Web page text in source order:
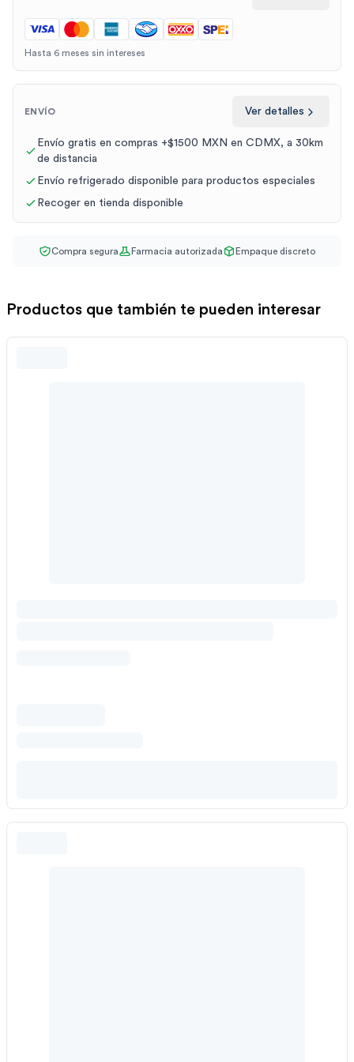
Hasta 6 meses sin intereses
ENVÍO Ver detalles
Envío gratis en compras +$1500 MXN en CDMX, a 30km
de distancia
Envío refrigerado disponible para productos especiales
Recoger en tienda disponible
Compra segura Farmacia autorizada Empaque discreto
Productos que también te pueden interesar